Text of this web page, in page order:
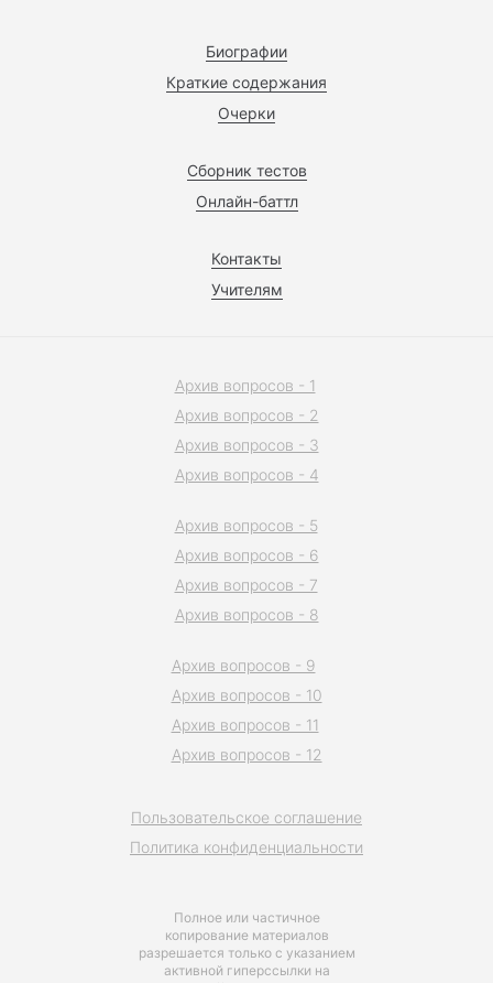
Биографии
Краткие содержания
Очерки
Сборник тестов
Онлайн-баттл
Контакты
Учителям
Полное или частичное
копирование материалов
разрешается только с указанием
активной гиперссылки на
Пользовательское соглашение
Политика конфиденциальности
Архив вопросов - 1
Архив вопросов - 2
Архив вопросов - 3
Архив вопросов - 4
Архив вопросов - 5
Архив вопросов - 6
Архив вопросов - 7
Архив вопросов - 8
Архив вопросов - 9
Архив вопросов - 10
Архив вопросов - 11
Архив вопросов - 12